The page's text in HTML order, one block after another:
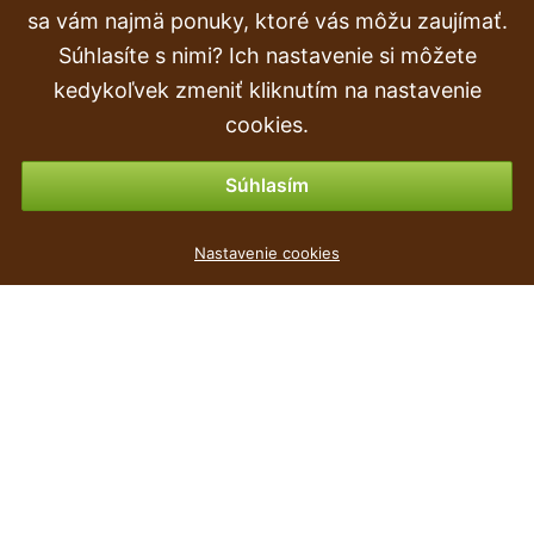
Doprava a doručenie
Objednávka
Vrátenie tovaru & vrátenie peňazí
sa vám najmä ponuky, ktoré vás môžu zaujímať.
Súhlasíte s nimi? Ich nastavenie si môžete
kedykoľvek zmeniť kliknutím na nastavenie
cookies.
Súhlasím
Nastavenie cookies